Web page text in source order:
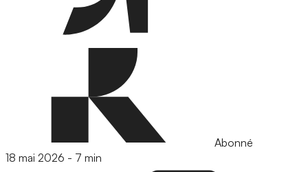
Abonné
18 mai 2026 - 7 min